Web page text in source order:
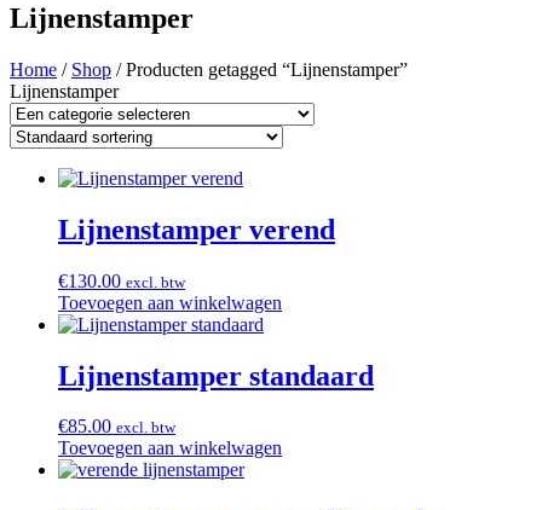
Lijnenstamper
Home / Shop / Producten getagged “Lijnenstamper”
Lijnenstamper
Lijnenstamper verend
€130.00 excl. btw
Toevoegen aan winkelwagen
Lijnenstamper standaard
€85.00 excl. btw
Toevoegen aan winkelwagen